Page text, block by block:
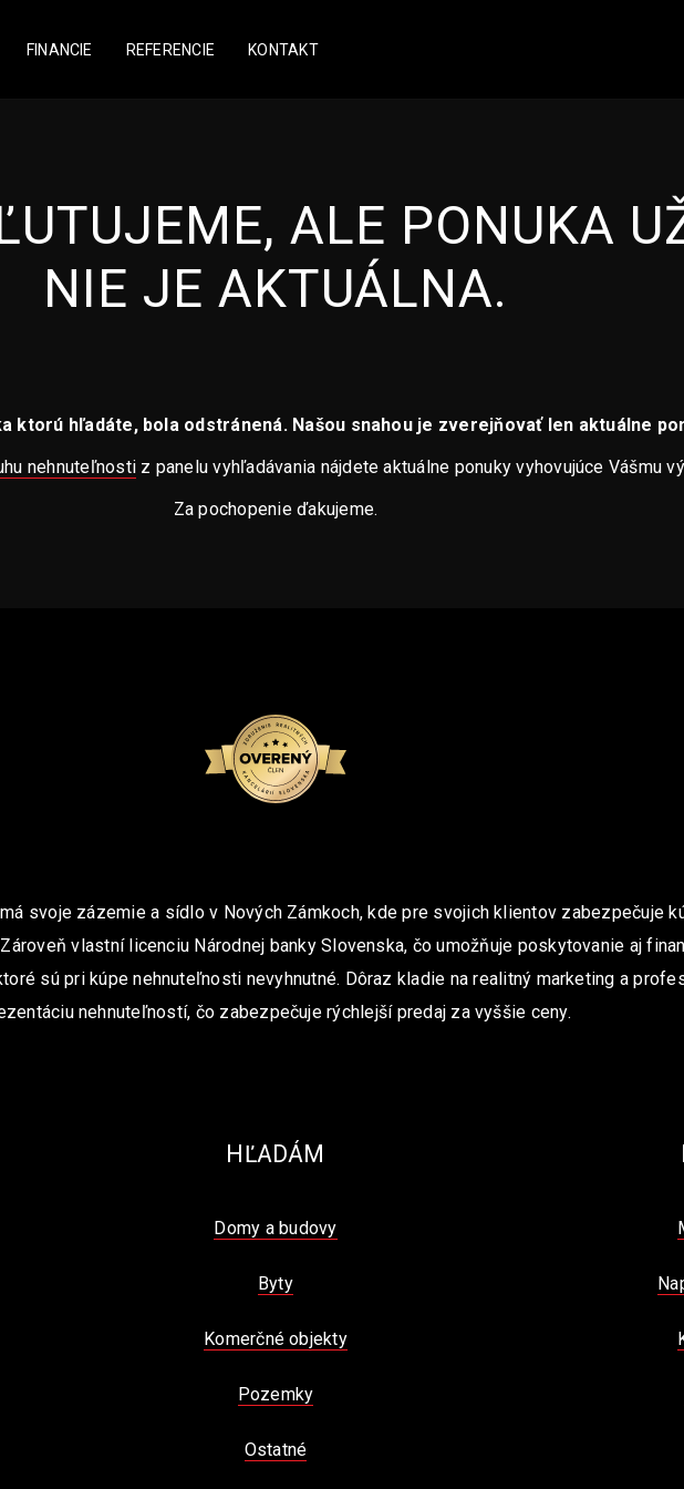
FINANCIE REFERENCIE KONTAKT
ALE PONUKA
NIE JE AKTUÁLNA.
ktorú hľadáte, bola odstránená. Našou snahou je zverejňovať len aktuálne
nehnuteľnosti z panelu vyhľadávania nájdete aktuálne ponuky vyhovujúce Vášmu
Za pochopenie ďakujeme.
svoje zázemie a sídlo v Nových Zámkoch, kde pre svojich klientov zabezpečuje
vlastní licenciu Národnej banky Slovenska, čo umožňuje poskytovanie aj
sú pri kúpe nehnuteľnosti nevyhnutné. Dôraz kladie na realitný marketing a
nehnuteľností, čo zabezpečuje rýchlejší predaj za vyššie ceny.
HĽADÁM
Domy a budovy
Byty
Komerčné objekty
Pozemky
Ostatné